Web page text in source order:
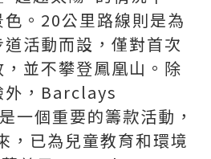
。20公里路線則是為
活動而設，僅對首次
並不攀登鳳凰山。除
外，Barclays
個重要的籌款活動，
，已為兒童教育和環境